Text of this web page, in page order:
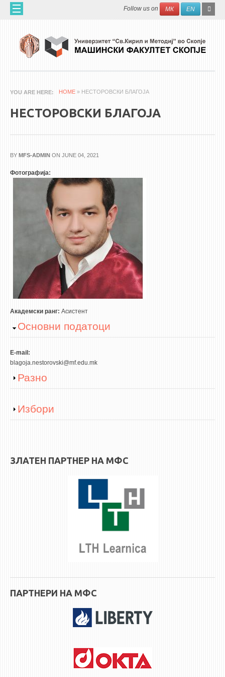
Skip to main content Search
Follow us on МК EN
ЗА НАС
60 ГОДИНИ МФ
НАУЧНА ДЕЈНОСТ
АПЛИКАТИВНА ДЕЈНОСТ
МЕЃУНАРОДНА СОРАБОТКА
ERASMUS+
QIM-SEE
WATERBRIDGING
ENERGET
AIR QUALITY MODELLING
АКТИ
АКТИ
АНКЕТИ И САМОЕВАЛУАЦИИ
ЗАВРШНИ СМЕТКИ
ALUMNI MFS
III ЦИКЛУС - ДОКТОРСКИ
YOU ARE HERE HOME » НЕСТОРОВСКИ БЛАГОЈА
НЕСТОРОВСКИ БЛАГОЈА
BY MFS-ADMIN ON JUNE 04, 2021
Фотографија:
Академски ранг: Асистент
Hide
Основни податоци
E-mail:
blagoja.nestorovski@mf.edu.mk
Show
Разно
Show
Избори
ЗЛАТЕН ПАРТНЕР НА МФС
ПАРТНЕРИ НА МФС